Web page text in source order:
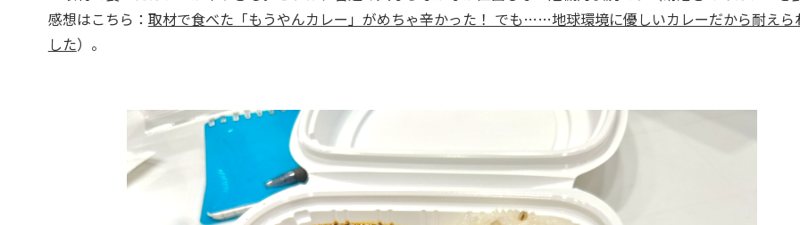
感想はこちら： 取材で食べた「もうやんカレー」がめちゃ辛かった！ でも……地球環境に優しいカレーだから耐えら
した）。